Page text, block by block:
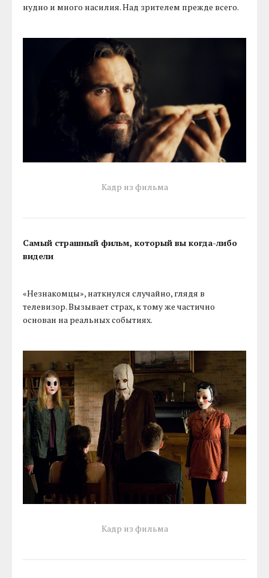
нудно и много насилия. Над зрителем прежде всего.
Кадр из фильма
Самый страшный фильм, который вы когда-либо
видели
«Незнакомцы», наткнулся случайно, глядя в
телевизор. Вызывает страх, к тому же частично
основан на реальных событиях.
Кадр из фильма